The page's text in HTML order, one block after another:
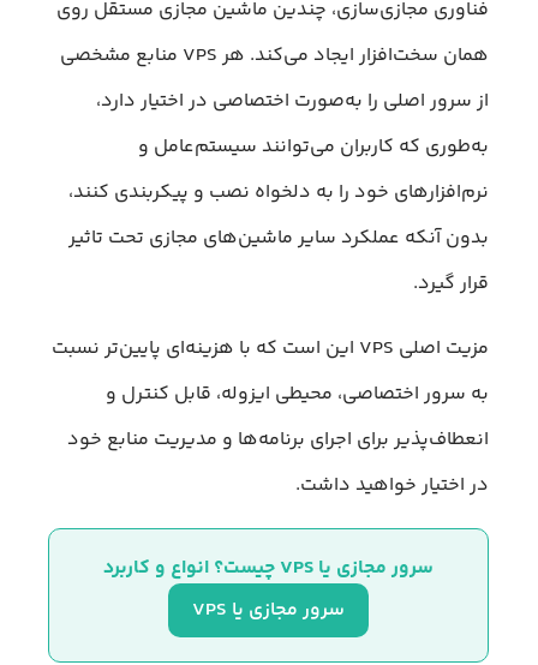
فناوری مجازی‌سازی، چندین ماشین مجازی مستقل روی
همان سخت‌افزار ایجاد می‌کند. هر VPS منابع مشخصی
از سرور اصلی را به‌صورت اختصاصی در اختیار دارد،
به‌طوری که کاربران می‌توانند سیستم‌عامل و
نرم‌افزارهای خود را به دلخواه نصب و پیکربندی کنند،
بدون آنکه عملکرد سایر ماشین‌های مجازی تحت تاثیر
قرار گیرد.
مزیت اصلی VPS این است که با هزینه‌ای پایین‌تر نسبت
به سرور اختصاصی، محیطی ایزوله، قابل کنترل و
انعطاف‌پذیر برای اجرای برنامه‌ها و مدیریت منابع خود
در اختیار خواهید داشت.
سرور مجازی یا VPS چیست؟ انواع و کاربرد
سرور مجازی یا VPS